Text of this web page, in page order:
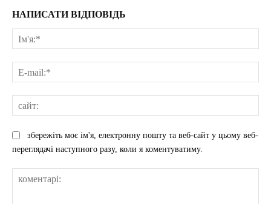
НАПИСАТИ ВІДПОВІДЬ
збережіть моє ім'я, електронну пошту та веб-сайт у цьому веб-
переглядачі наступного разу, коли я коментуватиму.